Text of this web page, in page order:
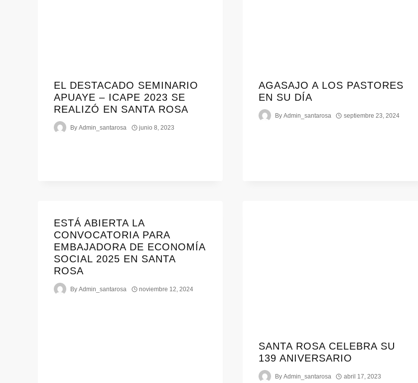
EL DESTACADO SEMINARIO
APUAYE – ICAPE 2023 SE
REALIZÓ EN SANTA ROSA
By Admin_santarosa junio 8, 2023
AGASAJO A LOS PASTORES
EN SU DÍA
By Admin_santarosa septiembre 23, 2024
ESTÁ ABIERTA LA
CONVOCATORIA PARA
EMBAJADORA DE ECONOMÍA
SOCIAL 2025 EN SANTA
ROSA
By Admin_santarosa noviembre 12, 2024
SANTA ROSA CELEBRA SU
139 ANIVERSARIO
By Admin_santarosa abril 17, 2023